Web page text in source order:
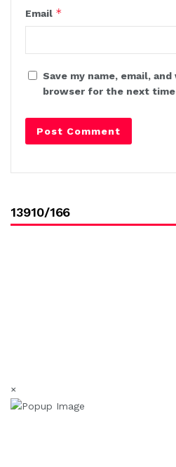
Email *
Save my name, email,
browser for the next time
13910/166
×